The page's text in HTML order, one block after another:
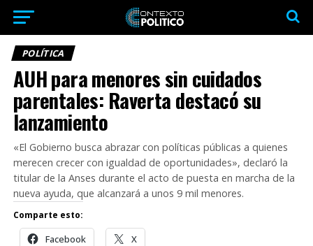
POLÍTICA
AUH para menores sin cuidados
parentales: Raverta destacó su
lanzamiento
«El Gobierno busca abrazar con políticas públicas a quienes
merecen crecer con igualdad de oportunidades», declaró la
titular de la Anses durante el acto de puesta en marcha de la
nueva ayuda, que alcanzará a unos 9 mil menores.
Comparte esto:
Facebook X